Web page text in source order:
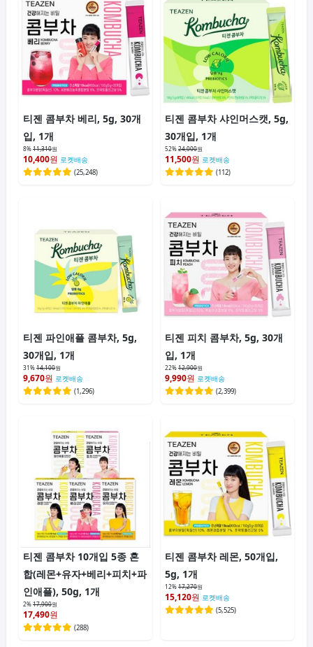
티젠 콤부차 베리, 5g, 30개
입, 1개
8%11,310원
10,400원 로켓배송
(25,248)
티젠 콤부차 샤인머스캣, 5g,
30개입, 1개
52%24,000원
11,500원 로켓배송
(112)
티젠 파인애플 콤부차, 5g,
30개입, 1개
31%14,100원
9,670원 로켓배송
(1,296)
티젠 피치 콤부차, 5g, 30개
입, 1개
22%12,900원
9,990원 로켓배송
(2,399)
티젠 콤부차 10개입 5종 혼
합(레몬+유자+베리+피치+파
인애플), 50g, 1개
2%17,900원
17,490원
(288)
티젠 콤부차 레몬, 50개입,
5g, 1개
12%17,270원
15,120원 로켓배송
(5,525)